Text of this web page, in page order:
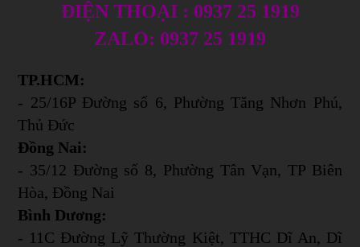
ĐIỆN THOẠI : 0937 25 1919
ZALO: 0937 25 1919
TP.HCM:
- 25/16P Đường số 6, Phường Tăng Nhơn Phú,
Thủ Đức
Đồng Nai:
- 35/12 Đường số 8, Phường Tân Vạn, TP Biên
Hòa, Đồng Nai
Bình Dương:
- 11C Đường Lỹ Thường Kiệt, TTHC Dĩ An, Dĩ